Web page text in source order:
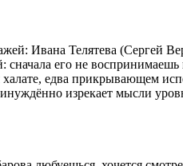
Ивана Телятева
сначала его не
едва прикрывающем
изрекает мысли